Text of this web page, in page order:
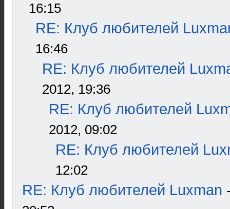
16:15
RE: Клуб любителей
16:46
RE: Клуб любителей
2012, 19:36
RE: Клуб любителей
2012, 09:02
RE: Клуб любителей
12:02
RE: Клуб любителей Luxman